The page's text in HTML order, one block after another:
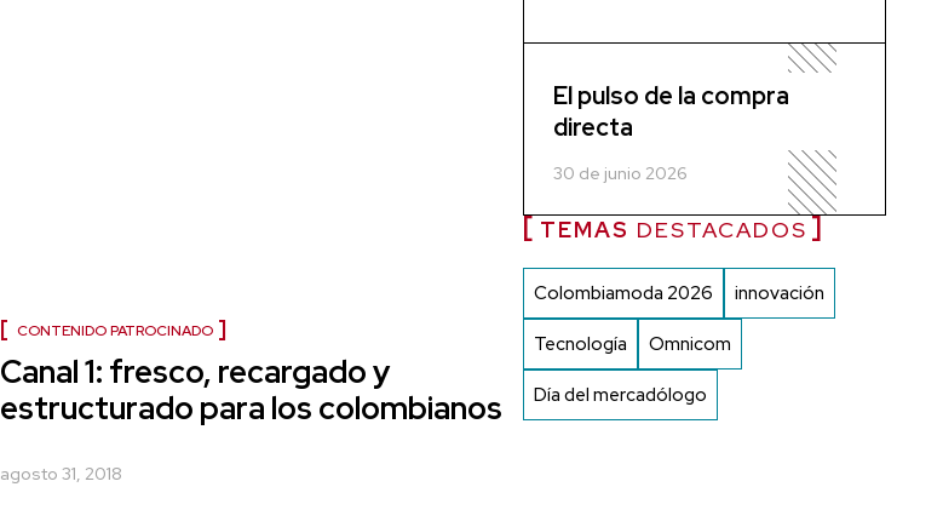
CONTENIDO PATROCINADO
Canal 1: fresco, recargado y
estructurado para los colombianos
agosto 31, 2018
El pulso de la compra
directa
30 de junio 2026
TEMAS DESTACADOS
Colombiamoda 2026 innovación
Tecnología Omnicom
Día del mercadólogo